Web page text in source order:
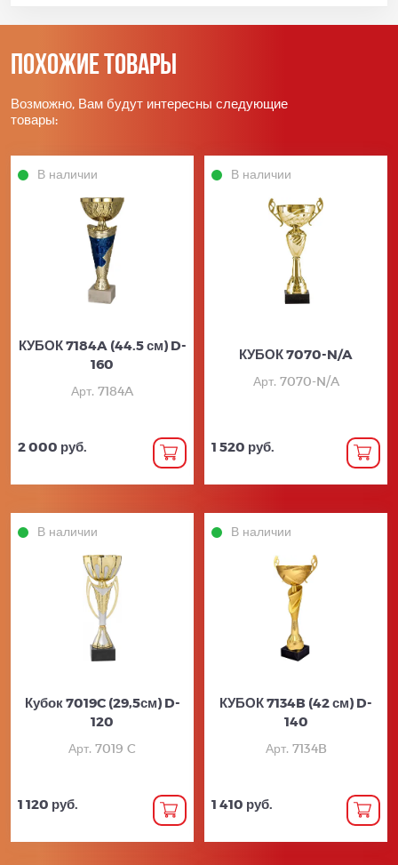
Похожие товары
Возможно, Вам будут интересны следующие
товары:
В наличии
КУБОК 7184A (44.5 см) D-
160
Арт. 7184A
2 000 руб.
В наличии
КУБОК 7070-N/A
Арт. 7070-N/A
1 520 руб.
В наличии
Кубок 7019C (29,5см) D-
120
Арт. 7019 C
1 120 руб.
В наличии
КУБОК 7134B (42 см) D-
140
Арт. 7134B
1 410 руб.